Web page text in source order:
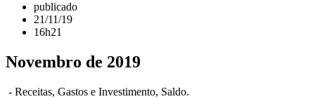
publicado
21/11/19
16h21
Novembro de 2019
- Receitas, Gastos e Investimento, Saldo.